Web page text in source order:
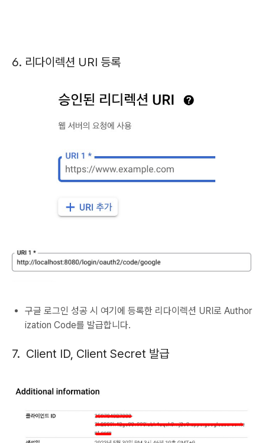
6. 리다이렉션 URI 등록
구글 로그인 성공 시 여기에 등록한 리다이렉션 URI로 Author
ization Code를 발급합니다.
7. Client ID, Client Secret 발급